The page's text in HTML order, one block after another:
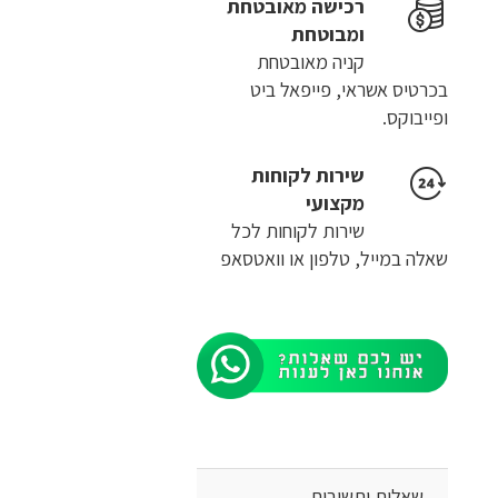
רכישה​ ​מאובטחת
ומבוטחת
קניה מאובטחת
בכרטיס אשראי, פייפאל ביט
ופייבוקס.
שירות לקוחות
מקצועי
שירות לקוחות לכל
שאלה במייל, טלפון או וואטסאפ